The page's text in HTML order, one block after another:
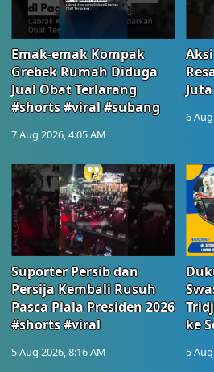
Emak-emak Kompak
Grebek Rumah Diduga
Jual Obat Terlarang
#shorts #viral #subang
7 Aug 2026, 4:05 AM
6
Suporter Persib dan
Persija Kembali Rusuh
Pasca Piala Presiden 2026
#shorts #viral
5 Aug 2026, 8:16 AM
ke
5